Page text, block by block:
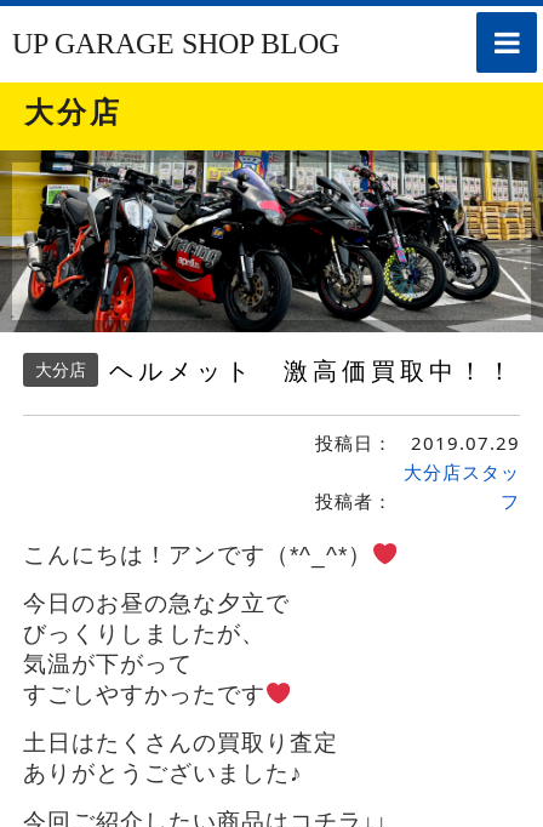
toggle
UP GARAGE SHOP BLOG
大分店
大分店 ヘルメット 激高価買取中！！
投稿日： 2019.07.29
投稿者：
大分店スタッ
フ
こんにちは！アンです（*^_^*）
今日のお昼の急な夕立で
びっくりしましたが、
気温が下がって
すごしやすかったです
土日はたくさんの買取り査定
ありがとうございました♪
今回ご紹介したい商品はコチラ↓↓